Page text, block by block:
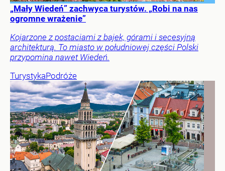
„Mały Wiedeń” zachwyca turystów. „Robi na nas
ogromne wrażenie”
Kojarzone z postaciami z bajek, górami i secesyjną
architekturą. To miasto w południowej części Polski
przypomina nawet Wiedeń.
TurystykaPodróże